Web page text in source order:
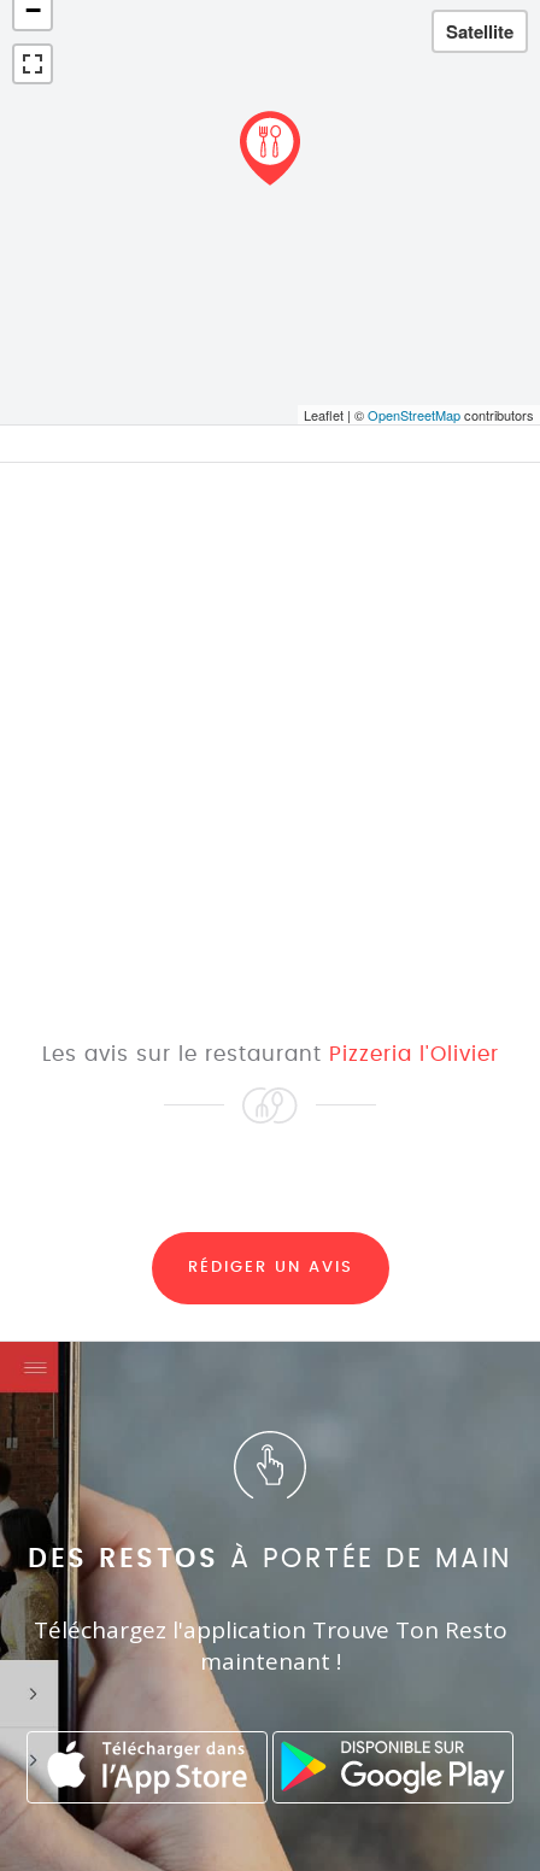
−
Leaflet | ©OpenStreetMapcontributors
Les avis sur le restaurant Pizzeria l'Olivier
RÉDIGER UN AVIS
DES RESTOS À PORTÉE DE MAIN
Téléchargez l'application Trouve Ton Resto
maintenant !